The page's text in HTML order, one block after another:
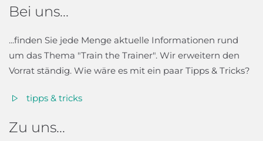
Bei uns...
...finden Sie jede Menge aktuelle Informationen rund
um das Thema "Train the Trainer". Wir erweitern den
Vorrat ständig. Wie wäre es mit ein paar Tipps & Tricks?
tipps & tricks
Zu uns...